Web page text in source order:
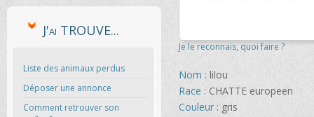
J'ai TROUVE...
Liste des animaux perdus
Déposer une annonce
Comment retrouver son
Je le reconnais, quoi faire ?
Nom : lilou
Race : CHATTE europeen
Couleur : gris